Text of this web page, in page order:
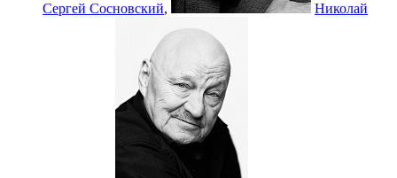
Сергей Сосновский, Николай